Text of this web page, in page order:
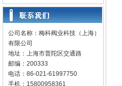
公司名称：梅科阀业科技（上海）
有限公司
地址：上海市普陀区交通路
邮编：200333
电话：86-021-61997750
手机：15800958361